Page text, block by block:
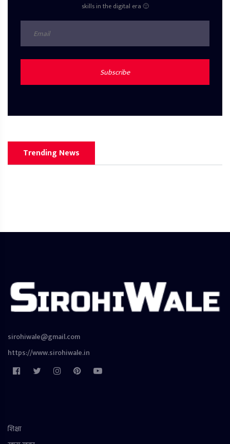
skills in the digital era 🙂
Subscribe
Trending News
sirohiwale@gmail.com
https://www.sirohiwale.in
शिक्षा